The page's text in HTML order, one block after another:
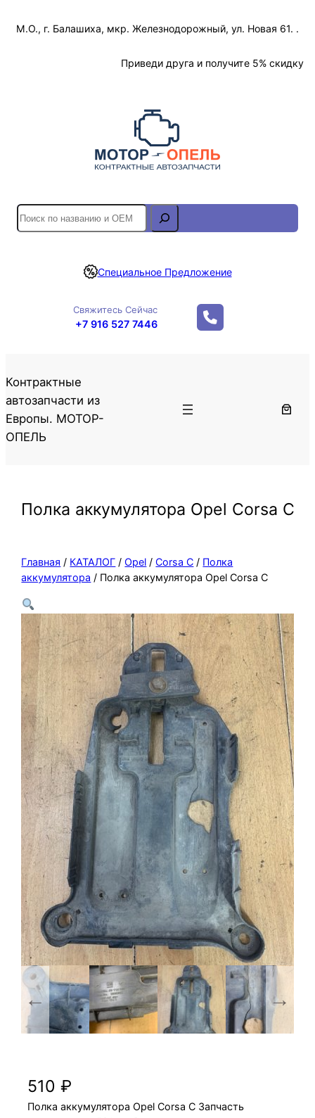
М.О., г. Балашиха, мкр. Железнодорожный, ул. Новая 61. .
Приведи друга и получите 5% скидку
S
e
r
Специальное Предложение
Свяжитесь Сейчас
+7 916 527 7446
Контрактные
автозапчасти из
Европы. МОТОР-
ОПЕЛЬ
Полка аккумулятора Opel Corsa C
Главная / КАТАЛОГ /Opel /Corsa C / Полка
аккумулятора / Полка аккумулятора Opel Corsa C
510₽
Полка аккумулятора Opel Corsa C Запчасть